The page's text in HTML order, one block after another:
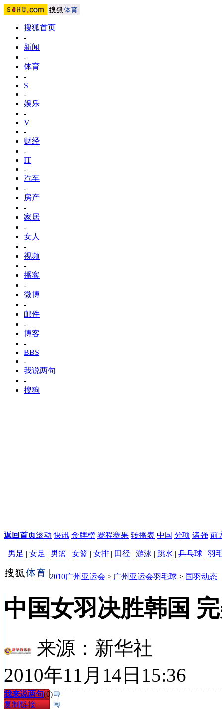
搜狐首页
-
新闻
-
体育
-
S
-
娱乐
-
V
-
财经
-
IT
-
汽车
-
房产
-
家居
-
女人
-
视频
-
播客
-
微博
-
邮件
-
博客
-
BBS
-
我说两句
-
搜狗
返回首页滚动 快讯 金牌榜 赛程赛果 转播表 中国 分项 诸强 前
男足 | 女足 | 男篮 | 女篮 | 女排 | 田径 | 游泳 | 跳水 | 乒乓球 | 羽
2010广州亚运会 > 广州亚运会羽毛球 > 国羽动态
中国女羽决胜韩国
来源： 新华社
2010年11月14日15:36
我来说两句(0)
复制链接